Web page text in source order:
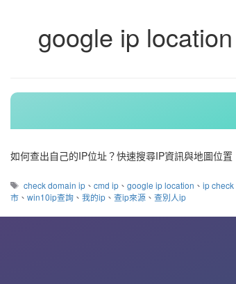
google ip location
如何查出自己的IP位址？快速搜尋IP資訊與地圖位置
標
籤
check domain ip 、cmd ip 、google ip location 、ip check
市 、 win10ip查詢 、 我的ip 、 查ip來源 、 查別人ip